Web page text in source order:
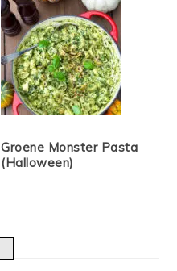
Groene Monster Pasta
(Halloween)